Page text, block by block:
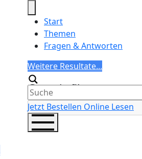
Start
Themen
Fragen & Antworten
Search
Weitere Resultate...
Generic filters
Jetzt Bestellen Online Lesen